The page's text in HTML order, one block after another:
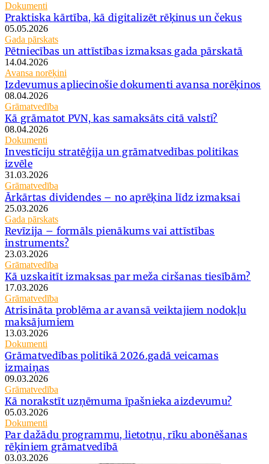
Dokumenti
Praktiska kārtība, kā digitalizēt rēķinus un čekus
05.05.2026
Gada pārskats
Pētniecības un attīstības izmaksas gada pārskatā
14.04.2026
Avansa norēķini
Izdevumus apliecinošie dokumenti avansa norēķinos
08.04.2026
Grāmatvedība
Kā grāmatot PVN, kas samaksāts citā valstī?
08.04.2026
Dokumenti
Investīciju stratēģija un grāmatvedības politikas
izvēle
31.03.2026
Grāmatvedība
Ārkārtas dividendes – no aprēķina līdz izmaksai
25.03.2026
Gada pārskats
Revīzija – formāls pienākums vai attīstības
instruments?
23.03.2026
Grāmatvedība
Kā uzskaitīt izmaksas par meža ciršanas tiesībām?
17.03.2026
Grāmatvedība
Atrisināta problēma ar avansā veiktajiem nodokļu
maksājumiem
13.03.2026
Dokumenti
Grāmatvedības politikā 2026.gadā veicamas
izmaiņas
09.03.2026
Grāmatvedība
Kā norakstīt uzņēmuma īpašnieka aizdevumu?
05.03.2026
Dokumenti
Par dažādu programmu, lietotņu, rīku abonēšanas
rēķiniem grāmatvedībā
03.03.2026